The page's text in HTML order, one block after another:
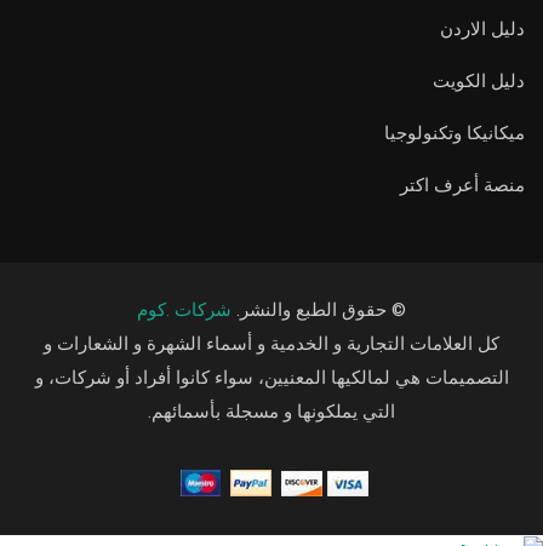
دليل الاردن
دليل الكويت
ميكانيكا وتكنولوجيا
منصة أعرف اكتر
© حقوق الطبع والنشر. شركات .كوم
كل العلامات التجارية و الخدمية و أسماء الشهرة و الشعارات و
التصميمات هي لمالكيها المعنيين، سواء كانوا أفراد أو شركات، و
التي يملكونها و مسجلة بأسمائهم.